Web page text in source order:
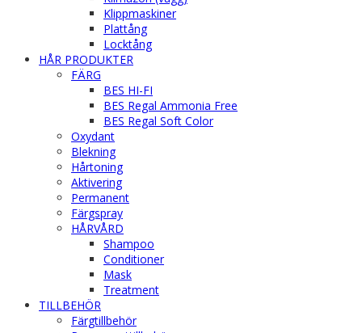
Klippmaskiner
Plattång
Locktång
HÅR PRODUKTER
FÄRG
BES HI-FI
BES Regal Ammonia Free
BES Regal Soft Color
Oxydant
Blekning
Hårtoning
Aktivering
Permanent
Färgspray
HÅRVÅRD
Shampoo
Conditioner
Mask
Treatment
TILLBEHÖR
Färgtillbehör